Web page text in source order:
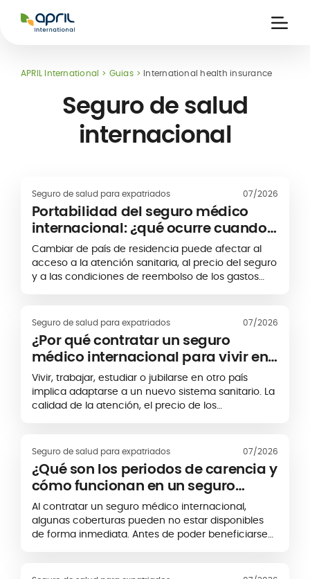
International
APRIL International Guias International health insurance
Seguro de salud
internacional
Seguro de salud para expatriados 07/2026
Portabilidad del seguro médico
internacional: ¿qué ocurre cuando
cambias de país?
Cambiar de país de residencia puede afectar al
acceso a la atención sanitaria, al precio del seguro
y a las condiciones de reembolso de los gastos
médico permite, en algunos casos, conservar o
adaptar una póliza existente. Sin embargo, esta
continuidad no es automática. Depende, entre
otros factores, del nuevo país de residencia, de la
zona geográfica de cobertura y de las condiciones
establecidas por la aseguradora.
Seguro de salud para expatriados 07/2026
¿Por qué contratar un seguro
médico internacional para vivir en
el extranjero?
Vivir, trabajar, estudiar o jubilarse en otro país
implica adaptarse a un nuevo sistema sanitario. La
calidad de la atención, el precio de los
considerablemente de un destino a otro. Contratar
un seguro médico internacional permite proteger
tu salud y controlar mejor tus gastos médicos
durante tu estancia en el extranjero.
Seguro de salud para expatriados 07/2026
¿Qué son los periodos de carencia y
cómo funcionan en un seguro
médico internacional?
Al contratar un seguro médico internacional,
algunas coberturas pueden no estar disponibles
de forma inmediata. Antes de poder beneficiarse
carenciao periodo de espera.